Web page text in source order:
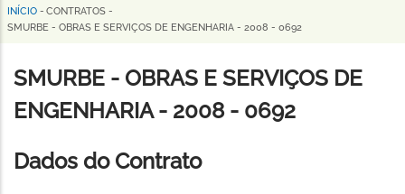
Horizonte
Trilha
navegação
INÍCIO - CONTRATOS -
SMURBE - OBRAS E SERVIÇOS DE ENGENHARIA - 2008 - 0692
SMURBE - OBRAS E SERVIÇOS DE
ENGENHARIA - 2008 - 0692
Dados do Contrato